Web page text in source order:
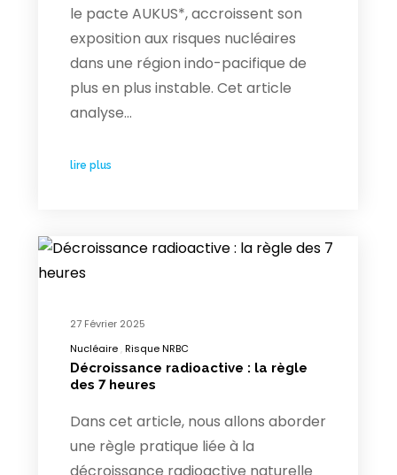
le pacte AUKUS*, accroissent son
exposition aux risques nucléaires
dans une région indo-pacifique de
plus en plus instable. Cet article
analyse…
lire plus
27 Février 2025
Nucléaire Risque NRBC
Décroissance radioactive : la règle
des 7 heures
Dans cet article, nous allons aborder
une règle pratique liée à la